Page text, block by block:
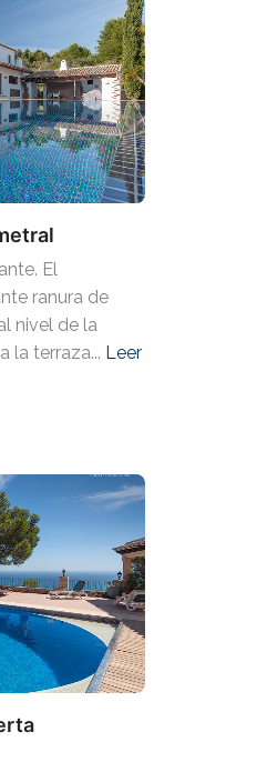
El
ranura de
nivel de la
la terraza... Leer